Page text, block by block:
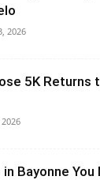
2026
5K Returns
Bayonne